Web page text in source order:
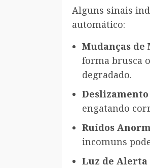
Alguns sinais
automático:
Mudanças
forma brusca
degradado.
engatando
Ruídos
incomuns
Luz de Alerta